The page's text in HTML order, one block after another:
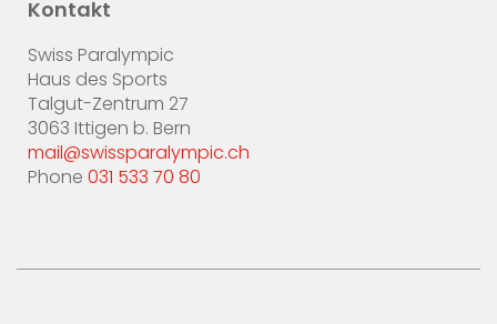
Kontakt
Swiss Paralympic
Haus des Sports
Talgut-Zentrum 27
3063 Ittigen b. Bern
mail@swissparalympic.ch
Phone 031 533 70 80